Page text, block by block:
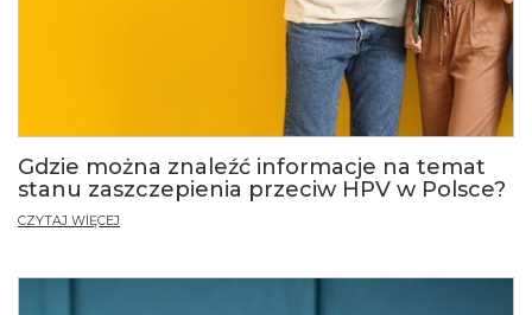
Gdzie można znaleźć informacje na temat
stanu zaszczepienia przeciw HPV w Polsce?
CZYTAJ WIĘCEJ